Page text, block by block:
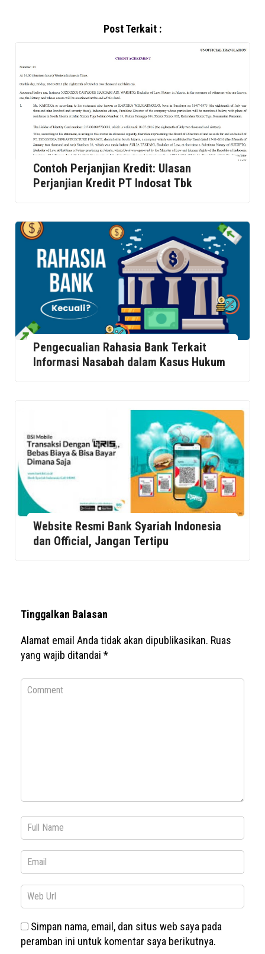
Post Terkait :
Contoh Perjanjian Kredit: Ulasan
Perjanjian Kredit PT Indosat Tbk
Pengecualian Rahasia Bank Terkait
Informasi Nasabah dalam Kasus Hukum
Website Resmi Bank Syariah Indonesia
dan Official, Jangan Tertipu
Tinggalkan Balasan
Alamat email Anda tidak akan dipublikasikan. Ruas
yang wajib ditandai *
Simpan nama, email, dan situs web saya pada
peramban ini untuk komentar saya berikutnya.